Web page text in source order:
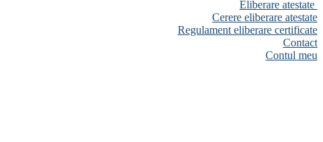
Eliberare atestate
Cerere eliberare atestate
Regulament eliberare certificate
Contact
Contul meu